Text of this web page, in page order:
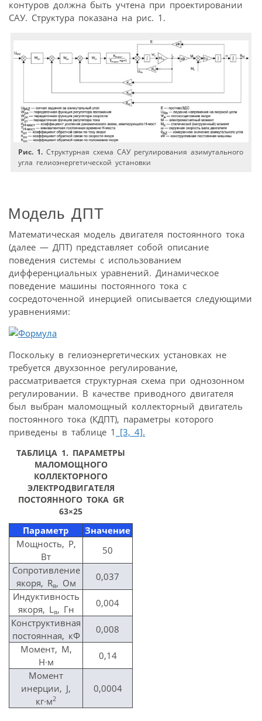
контуров должна быть учтена при проектировании
САУ. Структура показана на рис. 1.
Рис. 1. Структурная схема САУ регулирования азимутального
угла гелиоэнергетической установки
Модель ДПТ
Математическая модель двигателя постоянного тока
(далее — ДПТ) представляет собой описание
поведения системы с использованием
дифференциальных уравнений. Динамическое
поведение машины постоянного тока с
сосредоточенной инерцией описывается следующими
уравнениями:
Поскольку в гелиоэнергетических установках не
требуется двухзонное регулирование,
рассматривается структурная схема при однозонном
регулировании. В качестве приводного двигателя
был выбран маломощный коллекторный двигатель
постоянного тока (КДПТ), параметры которого
приведены в таблице 1 [3, 4].
ТАБЛИЦА 1. ПАРАМЕТРЫ
МАЛОМОЩНОГО
КОЛЛЕКТОРНОГО
ЭЛЕКТРОДВИГАТЕЛЯ
ПОСТОЯННОГО ТОКА GR
63×25
Параметр
Значение
Мощность, Р,
Вт
50
Сопротивление
якоря, Rя, Ом
0,037
Индуктивность
якоря, Lя, Гн
0,004
Конструктивная
постоянная, кФ
0,008
Момент, М,
Н∙м
0,14
Момент
инерции, J,
кг∙м2
0,0004